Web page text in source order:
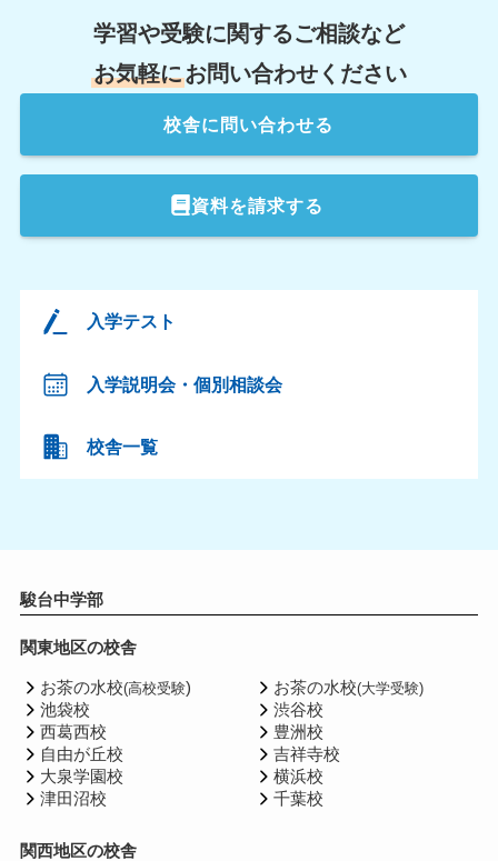
学習や受験に関するご相談など
お気軽にお問い合わせください
校舎に問い合わせる
資料を請求する
入学テスト
入学説明会・個別相談会
校舎一覧
駿台中学部
関東地区の校舎
お茶の水校(高校受験)
池袋校
西葛西校
自由が丘校
大泉学園校
津田沼校
お茶の水校(大学受験)
渋谷校
豊洲校
吉祥寺校
横浜校
千葉校
関西地区の校舎